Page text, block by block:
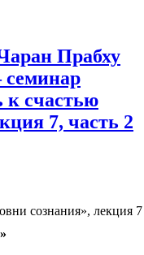
Прабху
к счастью
7, часть 2